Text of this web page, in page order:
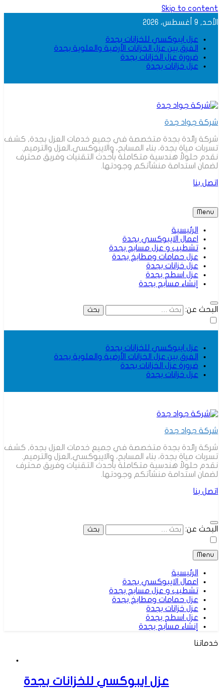
Skip to content
الأحد, 9 أغسطس، 2026
عزل ايبوكسي للخزانات بجدة
الفرق بين عزل الخزانات الأرضية والعلوية بجدة
ضرورة عزل الخزانات بجدة
عزل خزانات بجدة
شركة جواد جدة
شركة رائدة بجدة متخصصة في جميع خدمات العزل بجدة, كشف
تسربات مياة بجدة، بناء المسابح، والايبوكسي,العزل والترميم.
نقدم حلولاً هندسية متكاملة بأحدث التقنيات وفريق محترف
لضمان استدامة منشآتكم وجودتها.
اتصل بنا
Menu
الرئيسية
اعمال الايبوكسي بجدة
تشطيب و عزل مسابح بجدة
عزل حمامات ومطابخ بجدة
عزل خزانات بجدة
عزل اسطح بجدة
إنشاء مسابح بجدة
البحث عن:
عزل ايبوكسي للخزانات بجدة
الفرق بين عزل الخزانات الأرضية والعلوية بجدة
ضرورة عزل الخزانات بجدة
عزل خزانات بجدة
شركة جواد جدة
شركة رائدة بجدة متخصصة في جميع خدمات العزل بجدة, كشف
تسربات مياة بجدة، بناء المسابح، والايبوكسي,العزل والترميم.
نقدم حلولاً هندسية متكاملة بأحدث التقنيات وفريق محترف
لضمان استدامة منشآتكم وجودتها.
اتصل بنا
البحث عن:
Menu
الرئيسية
اعمال الايبوكسي بجدة
تشطيب و عزل مسابح بجدة
عزل حمامات ومطابخ بجدة
عزل خزانات بجدة
عزل اسطح بجدة
إنشاء مسابح بجدة
خدماتنا
عزل ايبوكسي للخزانات بجدة